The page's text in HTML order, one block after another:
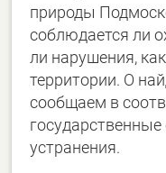
природы
соблюдается ли
ли нарушения,
территории. О
сообщаем в
устранения.